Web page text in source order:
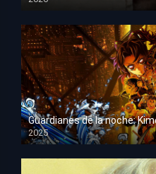
HD 1080p
2025
HD 1080p